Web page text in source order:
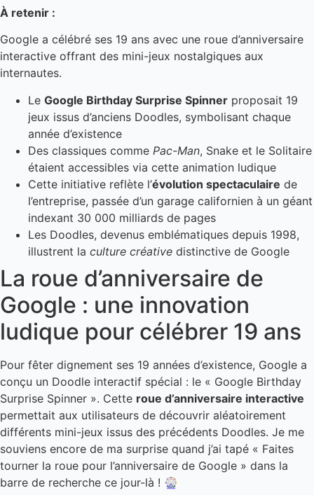
À retenir :
Google a célébré ses 19 ans avec une roue d’anniversaire
interactive offrant des mini-jeux nostalgiques aux
internautes.
Le Google Birthday Surprise Spinner proposait 19
jeux issus d’anciens Doodles, symbolisant chaque
année d’existence
Des classiques comme Pac-Man, Snake et le Solitaire
étaient accessibles via cette animation ludique
Cette initiative reflète l’évolution spectaculaire de
l’entreprise, passée d’un garage californien à un géant
indexant 30 000 milliards de pages
Les Doodles, devenus emblématiques depuis 1998,
illustrent la culture créative distinctive de Google
La roue d’anniversaire de
Google : une innovation
ludique pour célébrer 19 ans
Pour fêter dignement ses 19 années d’existence, Google a
conçu un Doodle interactif spécial : le « Google Birthday
Surprise Spinner ». Cette roue d’anniversaire interactive
permettait aux utilisateurs de découvrir aléatoirement
différents mini-jeux issus des précédents Doodles. Je me
souviens encore de ma surprise quand j’ai tapé « Faites
tourner la roue pour l’anniversaire de Google » dans la
barre de recherche ce jour-là ! 🎡